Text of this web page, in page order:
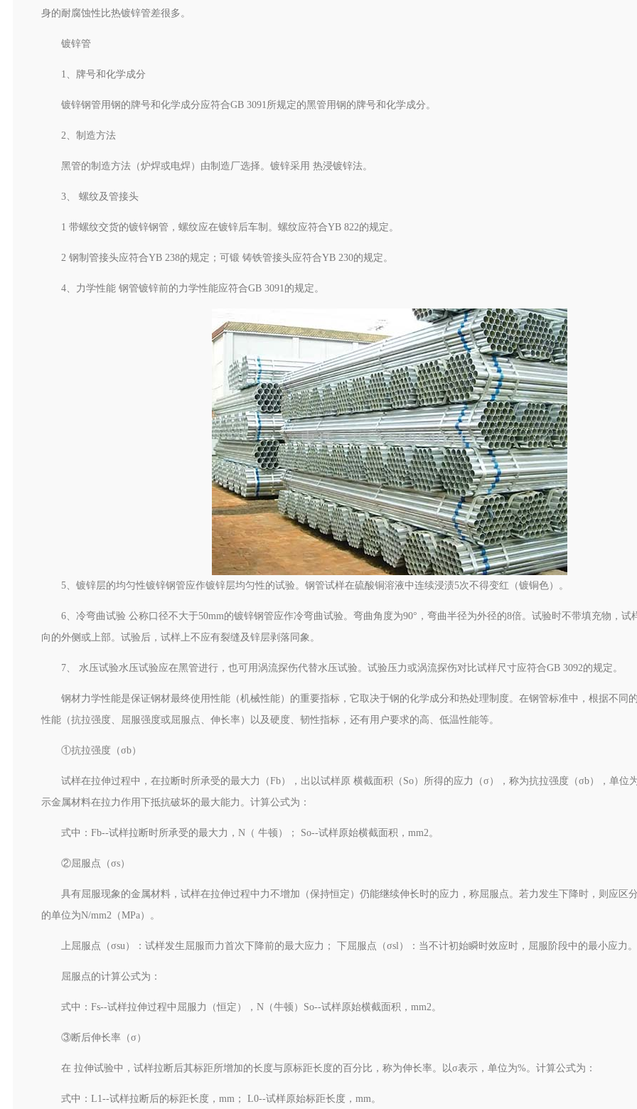
身的耐腐蚀性比热镀锌管差很多。
​镀锌管
1、牌号和化学成分
镀锌钢管用钢的牌号和化学成分应符合GB 3091所规定的黑管用钢的牌号和化学成分。
2、制造方法
黑管的制造方法（炉焊或电焊）由制造厂选择。镀锌采用 热浸镀锌法。
3、 螺纹及管接头
1 带螺纹交货的镀锌钢管，螺纹应在镀锌后车制。螺纹应符合YB 822的规定。
2 钢制管接头应符合YB 238的规定；可锻 铸铁管接头应符合YB 230的规定。
4、力学性能 钢管镀锌前的力学性能应符合GB 3091的规定。
5、镀锌层的均匀性镀锌钢管应作镀锌层均匀性的试验。钢管试样在硫酸铜溶液中连续浸渍5次不得变红（镀铜色）。
6、冷弯曲试验 公称口径不大于50mm的镀锌钢管应作冷弯曲试验。弯曲角度为90°，弯曲半径为外径的8倍。试验时不带填充物，试
向的外侧或上部。试验后，试样上不应有裂缝及锌层剥落同象。
7、 水压试验水压试验应在黑管进行，也可用涡流探伤代替水压试验。试验压力或涡流探伤对比试样尺寸应符合GB 3092的规定。
钢材力学性能是保证钢材最终使用性能（机械性能）的重要指标，它取决于钢的化学成分和热处理制度。在钢管标准中，根据不同
性能（抗拉强度、屈服强度或屈服点、伸长率）以及硬度、韧性指标，还有用户要求的高、低温性能等。
①抗拉强度（σb）
试样在拉伸过程中，在拉断时所承受的最大力（Fb），出以试样原 横截面积（So）所得的应力（σ），称为抗拉强度（σb），单位
示金属材料在拉力作用下抵抗破坏的最大能力。计算公式为：
式中：Fb--试样拉断时所承受的最大力，N（ 牛顿）； So--试样原始横截面积，mm2。
②屈服点（σs）
具有屈服现象的金属材料，试样在拉伸过程中力不增加（保持恒定）仍能继续伸长时的应力，称屈服点。若力发生下降时，则应区
的单位为N/mm2（MPa）。
上屈服点（σsu）：试样发生屈服而力首次下降前的最大应力； 下屈服点（σsl）：当不计初始瞬时效应时，屈服阶段中的最小应力。
屈服点的计算公式为：
式中：Fs--试样拉伸过程中屈服力（恒定），N（牛顿）So--试样原始横截面积，mm2。
③断后伸长率（σ）
在 拉伸试验中，试样拉断后其标距所增加的长度与原标距长度的百分比，称为伸长率。以σ表示，单位为%。计算公式为：
式中：L1--试样拉断后的标距长度，mm； L0--试样原始标距长度，mm。